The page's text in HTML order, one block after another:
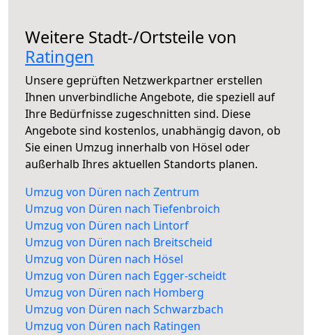
Weitere Stadt-/Ortsteile von
Ratingen
Unsere geprüften Netzwerkpartner erstellen
Ihnen unverbindliche Angebote, die speziell auf
Ihre Bedürfnisse zugeschnitten sind. Diese
Angebote sind kostenlos, unabhängig davon, ob
Sie einen Umzug innerhalb von Hösel oder
außerhalb Ihres aktuellen Standorts planen.
Umzug von Düren nach Zentrum
Umzug von Düren nach Tiefenbroich
Umzug von Düren nach Lintorf
Umzug von Düren nach Breitscheid
Umzug von Düren nach Hösel
Umzug von Düren nach Egger-scheidt
Umzug von Düren nach Homberg
Umzug von Düren nach Schwarzbach
Umzug von Düren nach Ratingen